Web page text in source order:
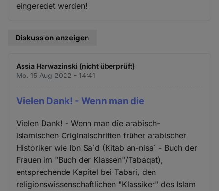
eingeredet werden!
Diskussion anzeigen
Assia Harwazinski (nicht überprüft)
Mo. 15 Aug 2022 - 14:41
Vielen Dank! - Wenn man die
Vielen Dank! - Wenn man die arabisch-
islamischen Originalschriften früher arabischer
Historiker wie Ibn Sa´d (Kitab an-nisa´ - Buch der
Frauen im "Buch der Klassen"/Tabaqat),
entsprechende Kapitel bei Tabari, den
religionswissenschaftlichen "Klassiker" des Islam